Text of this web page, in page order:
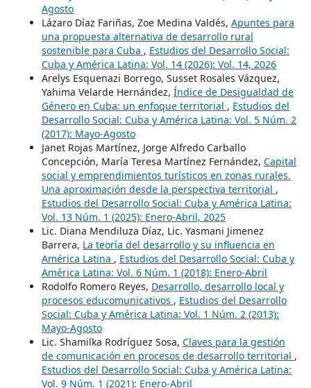
Agosto
Lázaro Díaz Fariñas, Zoe Medina Valdés, Apuntes para
una propuesta alternativa de desarrollo rural
sostenible para Cuba , Estudios del Desarrollo Social:
Cuba y América Latina: Vol. 14 (2026): Vol. 14, 2026
Arelys Esquenazi Borrego, Susset Rosales Vázquez,
Yahima Velarde Hernández, Índice de Desigualdad de
Género en Cuba: un enfoque territorial , Estudios del
Desarrollo Social: Cuba y América Latina: Vol. 5 Núm. 2
(2017): Mayo-Agosto
Janet Rojas Martínez, Jorge Alfredo Carballo
Concepción, María Teresa Martínez Fernández, Capital
social y emprendimientos turísticos en zonas rurales.
Una aproximación desde la perspectiva territorial ,
Estudios del Desarrollo Social: Cuba y América Latina:
Vol. 13 Núm. 1 (2025): Enero-Abril, 2025
Lic. Diana Mendiluza Díaz, Lic. Yasmani Jimenez
Barrera, La teoría del desarrollo y su influencia en
América Latina , Estudios del Desarrollo Social: Cuba y
América Latina: Vol. 6 Núm. 1 (2018): Enero-Abril
Rodolfo Romero Reyes, Desarrollo, desarrollo local y
procesos educomunicativos , Estudios del Desarrollo
Social: Cuba y América Latina: Vol. 1 Núm. 2 (2013):
Mayo-Agosto
Lic. Shamilka Rodríguez Sosa, Claves para la gestión
de comunicación en procesos de desarrollo territorial ,
Estudios del Desarrollo Social: Cuba y América Latina:
Vol. 9 Núm. 1 (2021): Enero-Abril